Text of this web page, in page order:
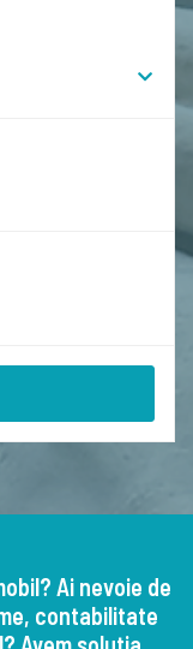
Ai nevoie de
contabilitate